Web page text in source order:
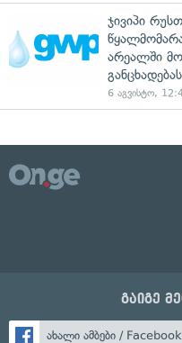
ჯივიპი
არეალში
6 აგვისტო,
გაიგე
ახალი ამბები / Facebook